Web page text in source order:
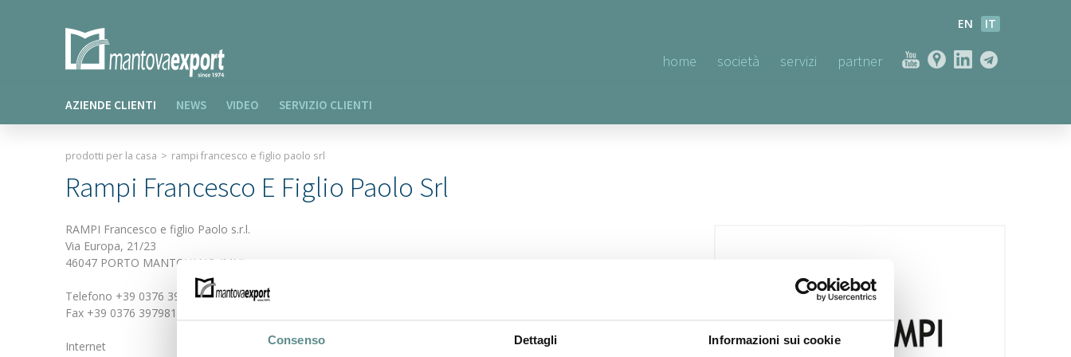
Consenso Dettagli Informazioni sui cookie
EN IT
home società servizi partner
AZIENDE CLIENTI NEWS VIDEO SERVIZIO CLIENTI
prodotti per la casa > rampi francesco e figlio paolo srl
Rampi Francesco E Figlio Paolo Srl
RAMPI Francesco e figlio Paolo s.r.l.
Via Europa, 21/23
46047 PORTO MANTOVANO (MN)
Telefono +39 0376 390252
Fax +39 0376 397981
Internet